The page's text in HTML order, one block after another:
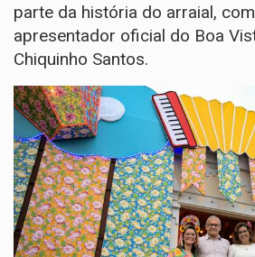
parte da história do arraial,
apresentador oficial do Boa
Chiquinho Santos.